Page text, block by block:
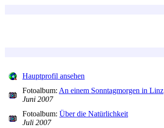
Hauptprofil ansehen
Fotoalbum: An einem Sonntagmorgen in Linz
Juni 2007
Fotoalbum: Über die Natürlichkeit
Juli 2007